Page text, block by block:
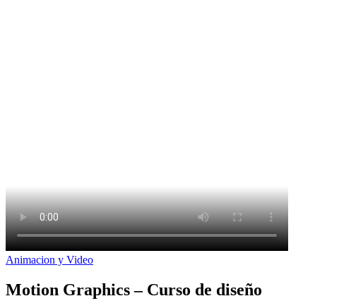
Animacion y Video
Motion Graphics – Curso de diseño